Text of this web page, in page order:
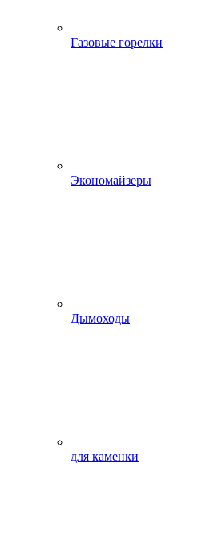
Газовые горелки
Экономайзеры
Дымоходы
для каменки